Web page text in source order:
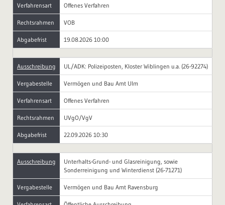
Verfahrensart Offenes Verfahren
Rechtsrahmen VOB
Abgabefrist 19.08.2026 10:00
Ausschreibung UL/ADK: Polizeiposten, Kloster Wiblingen u.a. (26-92274)
Vergabestelle Vermögen und Bau Amt Ulm
Verfahrensart Offenes Verfahren
Rechtsrahmen UVgO/VgV
Abgabefrist 22.09.2026 10:30
Ausschreibung
Unterhalts-Grund- und Glasreinigung, sowie
Sonderreinigung und Winterdienst (26-71271)
Vergabestelle Vermögen und Bau Amt Ravensburg